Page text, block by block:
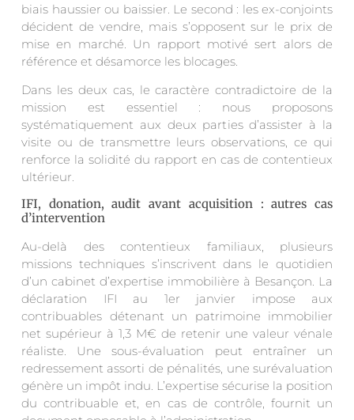
biais haussier ou baissier. Le second : les ex-conjoints
décident de vendre, mais s’opposent sur le prix de
mise en marché. Un rapport motivé sert alors de
référence et désamorce les blocages.
Dans les deux cas, le caractère contradictoire de la
mission est essentiel : nous proposons
systématiquement aux deux parties d’assister à la
visite ou de transmettre leurs observations, ce qui
renforce la solidité du rapport en cas de contentieux
ultérieur.
IFI, donation, audit avant acquisition : autres cas
d’intervention
Au-delà des contentieux familiaux, plusieurs
missions techniques s’inscrivent dans le quotidien
d’un cabinet d’expertise immobilière à Besançon. La
déclaration IFI au 1er janvier impose aux
contribuables détenant un patrimoine immobilier
net supérieur à 1,3 M€ de retenir une valeur vénale
réaliste. Une sous-évaluation peut entraîner un
redressement assorti de pénalités, une surévaluation
génère un impôt indu. L’expertise sécurise la position
du contribuable et, en cas de contrôle, fournit un